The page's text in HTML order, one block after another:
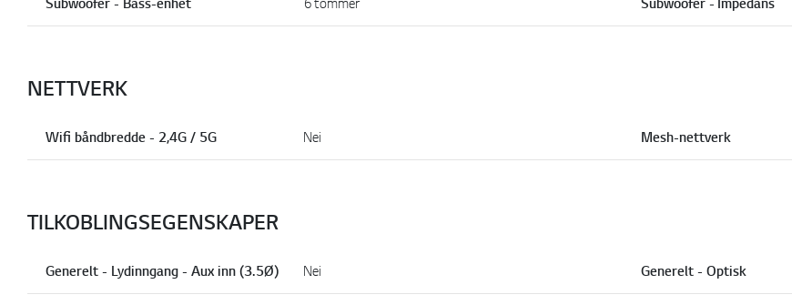
NETTVERK
Wifi båndbredde - 2,4G / 5G Nei Mesh-nettverk
TILKOBLINGSEGENSKAPER
Generelt - Lydinngang - Aux inn (3.5Ø) Nei Generelt - Optisk